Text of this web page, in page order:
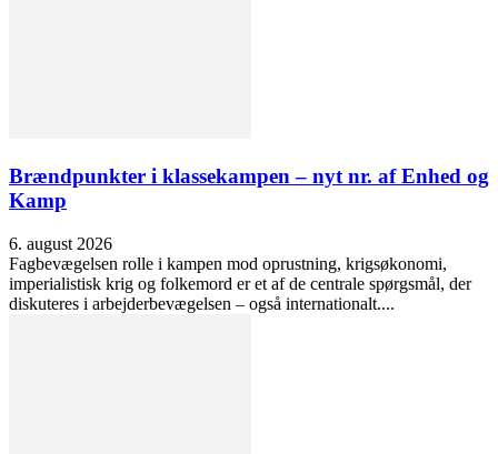
Brændpunkter i klassekampen – nyt nr. af Enhed og
Kamp
6. august 2026
Fagbevægelsen rolle i kampen mod oprustning, krigsøkonomi,
imperialistisk krig og folkemord er et af de centrale spørgsmål, der
diskuteres i arbejderbevægelsen – også internationalt....